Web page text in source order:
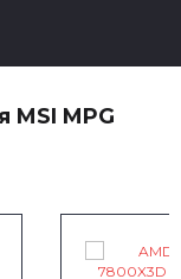
MSI MPG